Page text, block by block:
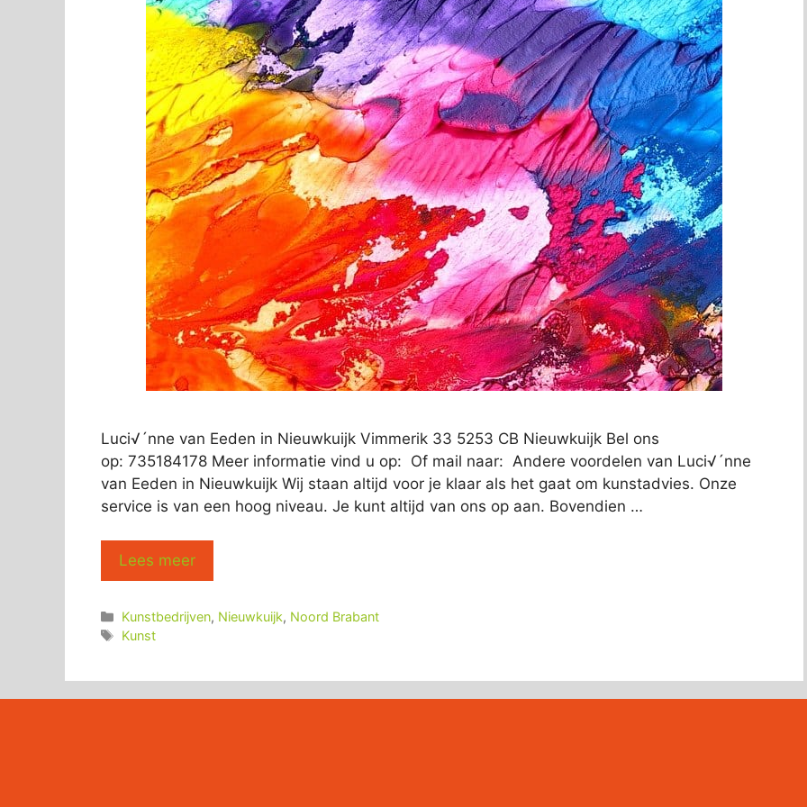
Luci√´nne van Eeden in Nieuwkuijk Vimmerik 33 5253 CB Nieuwkuijk Bel ons
op: 735184178 Meer informatie vind u op: Of mail naar: Andere voordelen van Luci√´nne
van Eeden in Nieuwkuijk Wij staan altijd voor je klaar als het gaat om kunstadvies. Onze
service is van een hoog niveau. Je kunt altijd van ons op aan. Bovendien …
Lees meer
Categorieën
Kunstbedrijven, Nieuwkuijk, Noord Brabant
Tags
Kunst